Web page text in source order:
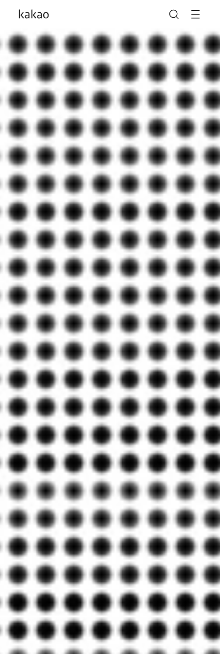
카카오가 AI를 만나
일상을 다시 한번 새롭게
나의 가능성을 더 크게
말도 안 되는 놀라움이
말도 안 되게 많아지도록